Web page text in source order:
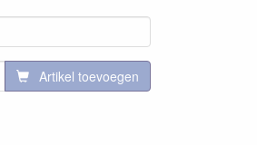
Artikel toevoegen